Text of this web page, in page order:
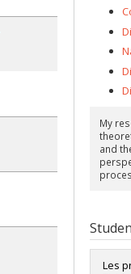
My
and
Les